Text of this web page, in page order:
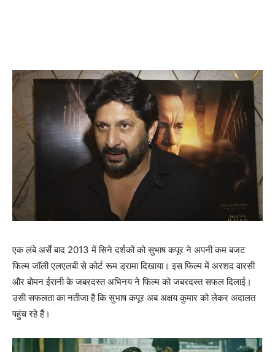
एक लंबे अर्से बाद 2013 में सिने दर्शकों को सुभाष कपूर ने अपनी कम बजट
फिल्‍म जॉली एलएलबी से कोर्ट रूम ड्रामा दिखाया। इस फिल्‍म में अरशद वारसी
और बोमन ईरानी के जबरदस्‍त अभिनय ने फिल्‍म को जबरदस्‍त सफल दिलाई।
उसी सफलता का नतीजा है कि सुभाष कपूर अब अक्षय कुमार को लेकर अदालत
पहुंच रहे हैं।